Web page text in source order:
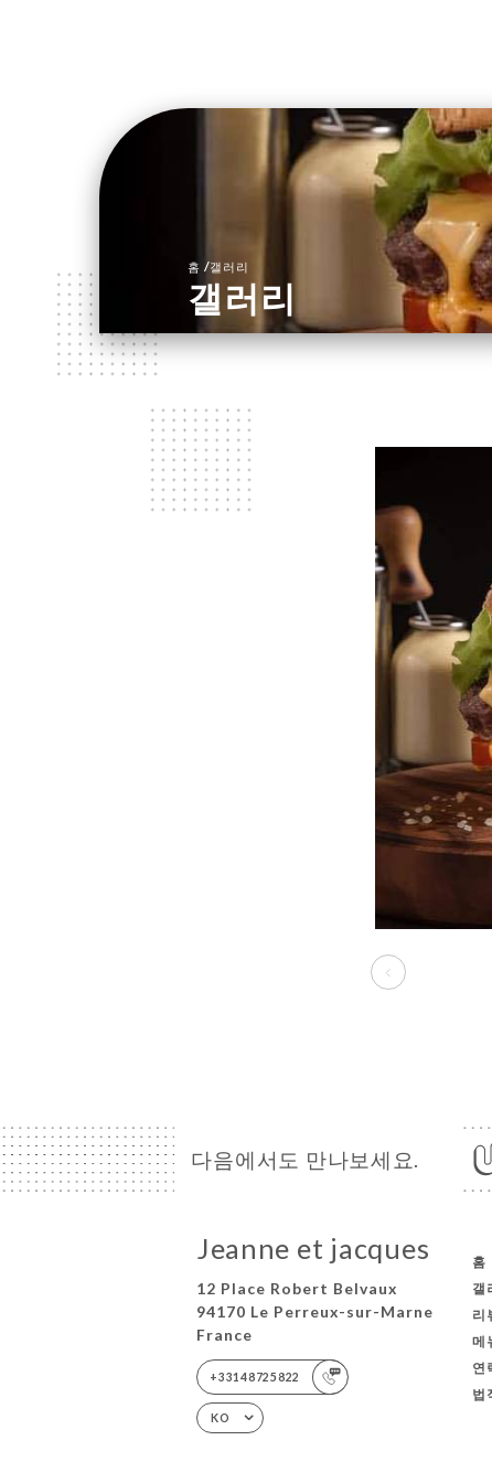
홈 /갤러리
갤러리
다음에서도 만나보세요.
Jeanne et jacques
12 Place Robert Belvaux
94170 Le Perreux-sur-Marne
France
+33148725822
KO
홈
갤
리
메
연
법